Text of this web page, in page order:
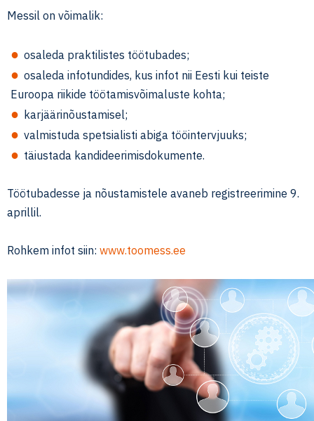
Messil on võimalik:
osaleda praktilistes töötubades;
osaleda infotundides, kus infot nii Eesti kui teiste
Euroopa riikide töötamisvõimaluste kohta;
karjäärinõustamisel;
valmistuda spetsialisti abiga tööintervjuuks;
täiustada kandideerimisdokumente.
Töötubadesse ja nõustamistele avaneb registreerimine 9.
aprillil.
Rohkem infot siin: www.toomess.ee